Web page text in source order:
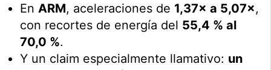
EnARM, aceleraciones de 1,37× a 5,07×,
con recortes de energía del 55,4 % al
70,0 %.
Y un claim especialmente llamativo: un